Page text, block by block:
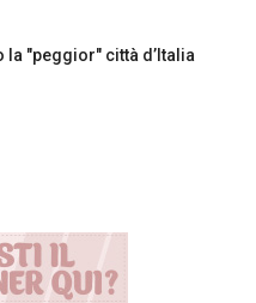
la "peggior" città d’Italia